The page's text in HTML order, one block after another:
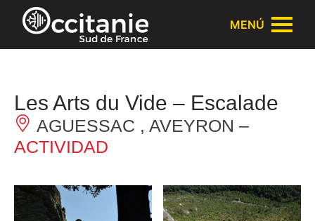
Panel de gestión de cookies
MENÚ
Les Arts du Vide – Escalade
AGUESSAC , AVEYRON –
ACTIVIDAD